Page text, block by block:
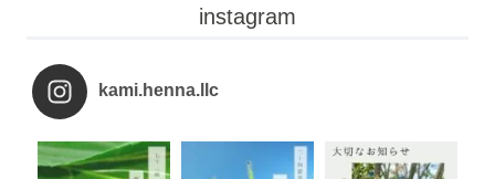
instagram
kami.henna.llc